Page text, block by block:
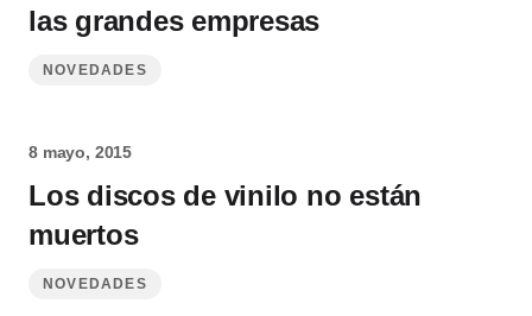
las grandes empresas
NOVEDADES
8 mayo, 2015
Los discos de vinilo no están
muertos
NOVEDADES